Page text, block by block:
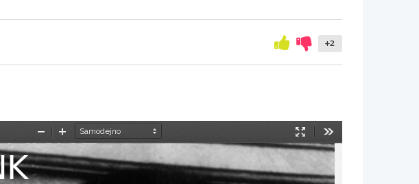
+2
Način
predstavitve
PomanjšajPovečaj
ANNE